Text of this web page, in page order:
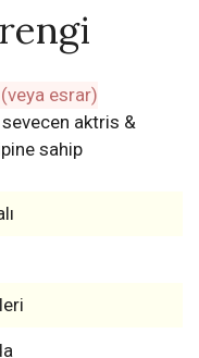
aktris &
sahip